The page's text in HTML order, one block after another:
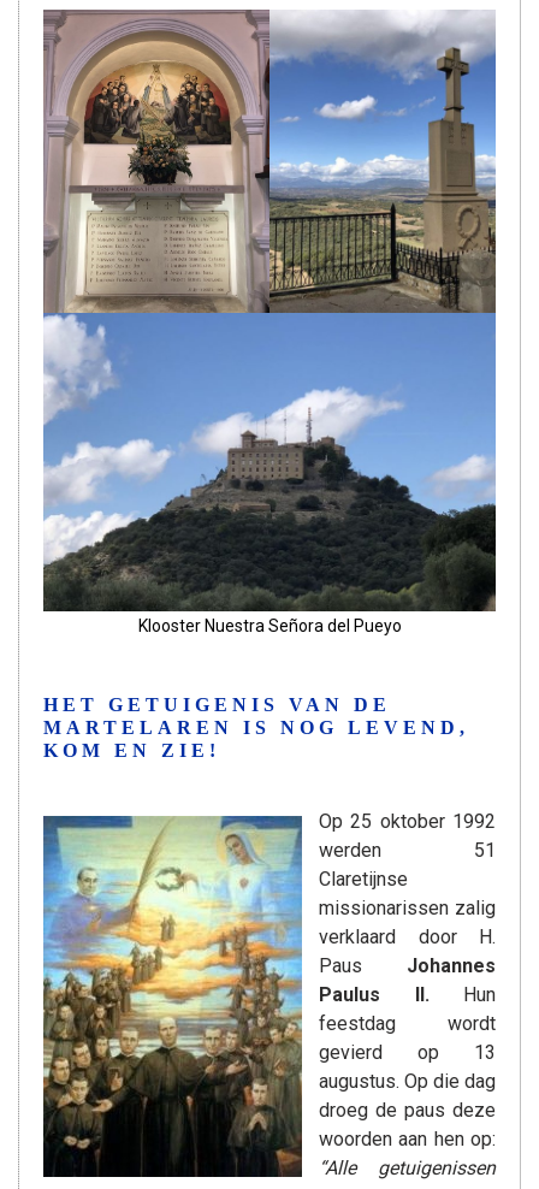
Klooster Nuestra Señora del Pueyo
HET GETUIGENIS VAN DE
MARTELAREN IS NOG LEVEND,
KOM EN ZIE!
Op 25 oktober 1992
werden 51
Claretijnse
missionarissen zalig
verklaard door H.
Paus Johannes
Paulus II.Hun
feestdag wordt
gevierd op 13
augustus. Op die dag
droeg de paus deze
woorden aan hen op:
“Alle getuigenissen